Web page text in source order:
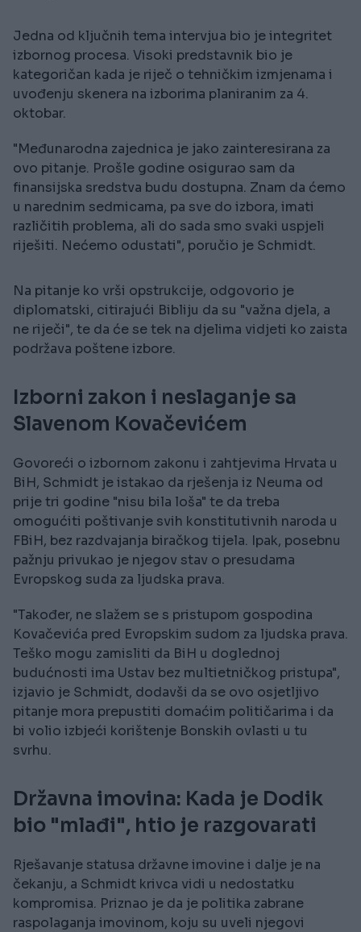
Jedna od ključnih tema intervjua bio je integritet
izbornog procesa. Visoki predstavnik bio je
kategoričan kada je riječ o tehničkim izmjenama i
uvođenju skenera na izborima planiranim za 4.
oktobar.
"Međunarodna zajednica je jako zainteresirana za
ovo pitanje. Prošle godine osigurao sam da
finansijska sredstva budu dostupna. Znam da ćemo
u narednim sedmicama, pa sve do izbora, imati
različitih problema, ali do sada smo svaki uspjeli
riješiti. Nećemo odustati", poručio je Schmidt.
Na pitanje ko vrši opstrukcije, odgovorio je
diplomatski, citirajući Bibliju da su "važna djela, a
ne riječi", te da će se tek na djelima vidjeti ko zaista
podržava poštene izbore.
Izborni zakon i neslaganje sa
Slavenom Kovačevićem
Govoreći o izbornom zakonu i zahtjevima Hrvata u
BiH, Schmidt je istakao da rješenja iz Neuma od
prije tri godine "nisu bila loša" te da treba
omogućiti poštivanje svih konstitutivnih naroda u
FBiH, bez razdvajanja biračkog tijela. Ipak, posebnu
pažnju privukao je njegov stav o presudama
Evropskog suda za ljudska prava.
"Također, ne slažem se s pristupom gospodina
Kovačevića pred Evropskim sudom za ljudska prava.
Teško mogu zamisliti da BiH u doglednoj
budućnosti ima Ustav bez multietničkog pristupa",
izjavio je Schmidt, dodavši da se ovo osjetljivo
pitanje mora prepustiti domaćim političarima i da
bi volio izbjeći korištenje Bonskih ovlasti u tu
svrhu.
Državna imovina: Kada je Dodik
bio "mlađi", htio je razgovarati
Rješavanje statusa državne imovine i dalje je na
čekanju, a Schmidt krivca vidi u nedostatku
kompromisa. Priznao je da je politika zabrane
raspolaganja imovinom, koju su uveli njegovi